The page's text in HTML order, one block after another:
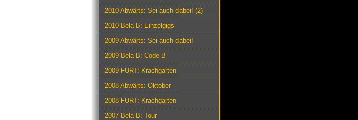
2010 Abwärts: Sei auch dabei! (2)
2010 Bela B: Einzelgigs
2009 Abwärts: Sei auch dabei!
2009 Bela B: Code B
2009 FURT: Krachgarten
2008 Abwärts: Oktober
2008 FURT: Krachgarten
2007 Bela B: Tour